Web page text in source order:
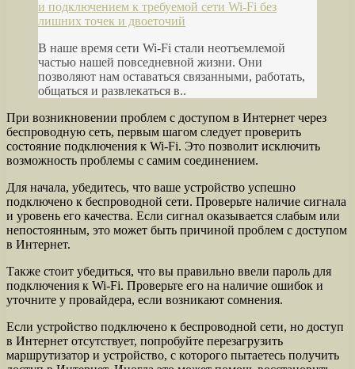
и подключением к требуемой сети Wi-Fi без
лишних точек и двоеточий
В наше время сети Wi-Fi стали неотъемлемой
частью нашей повседневной жизни. Они
позволяют нам оставаться связанными, работать,
общаться и развлекаться в..
При возникновении проблем с доступом в Интернет через
беспроводную сеть, первым шагом следует проверить
состояние подключения к Wi-Fi. Это позволит исключить
возможность проблемы с самим соединением.
Для начала, убедитесь, что ваше устройство успешно
подключено к беспроводной сети. Проверьте наличие сигнала
и уровень его качества. Если сигнал оказывается слабым или
непостоянным, это может быть причиной проблем с доступом
в Интернет.
Также стоит убедиться, что вы правильно ввели пароль для
подключения к Wi-Fi. Проверьте его на наличие ошибок и
уточните у провайдера, если возникают сомнения.
Если устройство подключено к беспроводной сети, но доступ
в Интернет отсутствует, попробуйте перезагрузить
маршрутизатор и устройство, с которого пытаетесь получить